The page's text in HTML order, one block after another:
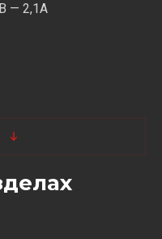
— 2,1А